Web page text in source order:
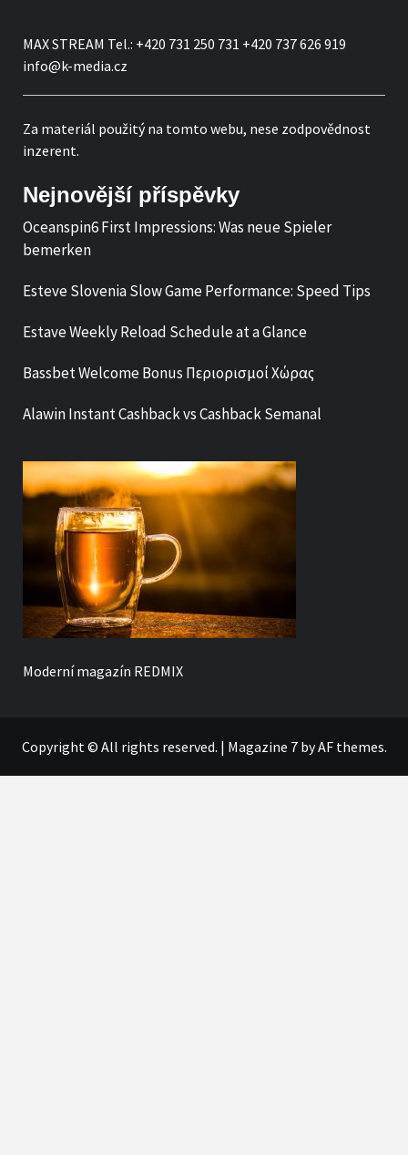
MAX STREAM Tel.: +420 731 250 731 +420 737 626 919
info@k-media.cz
Za materiál použitý na tomto webu, nese zodpovědnost
inzerent.
Nejnovější příspěvky
Oceanspin6 First Impressions: Was neue Spieler
bemerken
Esteve Slovenia Slow Game Performance: Speed Tips
Estave Weekly Reload Schedule at a Glance
Bassbet Welcome Bonus Περιορισμοί Χώρας
Alawin Instant Cashback vs Cashback Semanal
Moderní magazín REDMIX
Copyright © All rights reserved. | Magazine 7by AF themes.